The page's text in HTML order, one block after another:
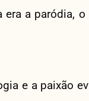
a paródia,
e a paixão